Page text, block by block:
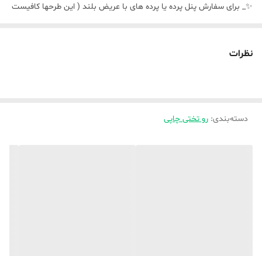
✨_ برای سفارش پنل پرده یا پرده های با عریض بلند ( این طرحها کافیست
نظرات
دسته‌بندی: رو تختی چاپی